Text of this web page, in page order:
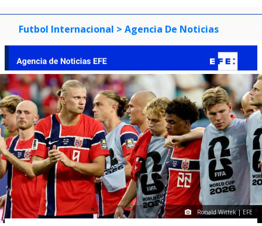
Futbol Internacional > Agencia De Noticias
Ronald Wittek | EFE